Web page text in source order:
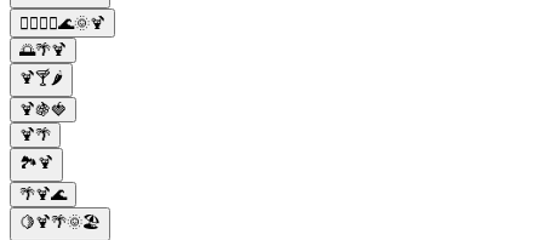
🚣‍♀️🏊‍♂️🌊🌞🍹
🌅🌴🍹
🍹🍸🌶️
🍹🍇🍓
🍹🌴
🏞️🍹
🌴🍹🌊
🍋🍹🌴🌞🏖️